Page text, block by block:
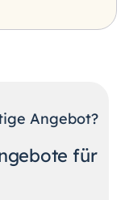
Angebot?
für